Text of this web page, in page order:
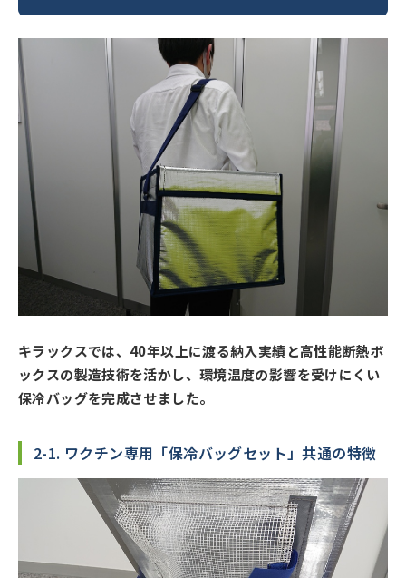
キラックスでは、40年以上に渡る納入実績と高性能断熱ボ
ックスの製造技術を活かし、環境温度の影響を受けにくい
保冷バッグを完成させました。
2-1. ワクチン専用「保冷バッグセット」共通の特徴